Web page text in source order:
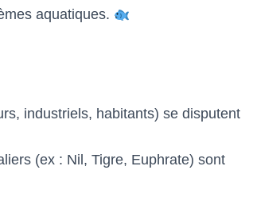
aquatiques.
industriels, habitants) se disputent
(ex : Nil, Tigre, Euphrate) sont